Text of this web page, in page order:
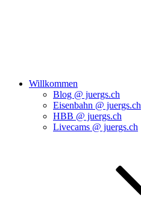
Willkommen
Blog @ juergs.ch
Eisenbahn @ juergs.ch
HBB @ juergs.ch
Livecams @ juergs.ch